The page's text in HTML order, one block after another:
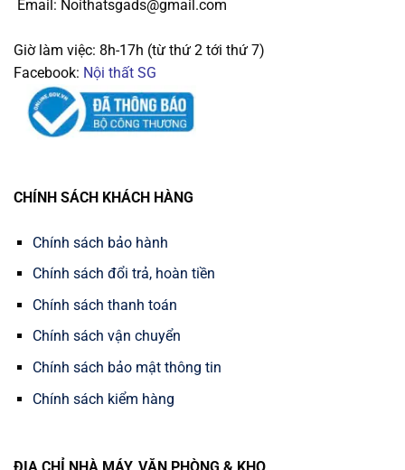
Email: Noithatsgads@gmail.com
Giờ làm việc: 8h-17h (từ thứ 2 tới thứ 7)
Facebook: Nội thất SG
CHÍNH SÁCH KHÁCH HÀNG
Chính sách bảo hành
Chính sách đổi trả, hoàn tiền
Chính sách thanh toán
Chính sách vận chuyển
Chính sách bảo mật thông tin
Chính sách kiểm hàng